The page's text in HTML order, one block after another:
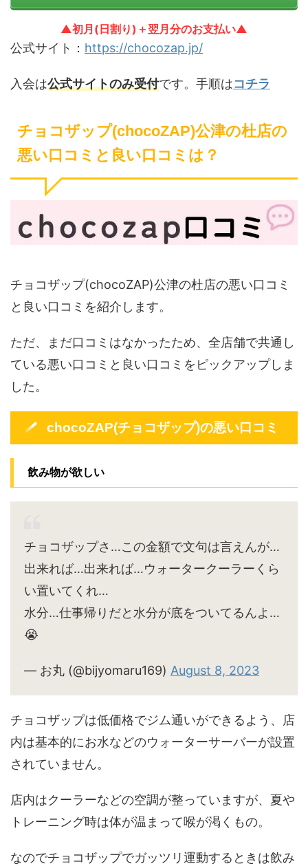
▲初月(日割り)＋翌月分のお支払い▲
公式サイト： https://chocozap.jp/
入会は公式サイトのみ受付です。手順はコチラ
チョコザップ(chocoZAP)公津の杜店の
悪い口コミと良い口コミは？
チョコザップ(chocoZAP)公津の杜店の悪い口コミ
と良い口コミを紹介します。
ただ、まだ口コミはなかったため、全店舗で共通し
ている悪い口コミと良い口コミをピックアップしま
した。
chocoZAP(チョコザップ)の悪い口コミ
飲み物が欲しい
チョコザップさ…この金額で文句は言えんが…
出来れば…出来れば…ウォータークーラーくら
い置いてくれ…
水分…仕事帰りだと水分が底をついてるんよ…
😭
— お丸 (@bijyomaru169) August 8, 2023
チョコザップは低価格でジム通いができるよう、店
内は基本的にお水などのウォーターサーバーが設置
されていません。
店内はクーラーなどの空調が整っていますが、夏や
トレーニング時は体が温まって喉が渇くもの。
なのでチョコザップでガッツリ運動するときは飲み